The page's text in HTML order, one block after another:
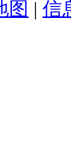
图 | 信